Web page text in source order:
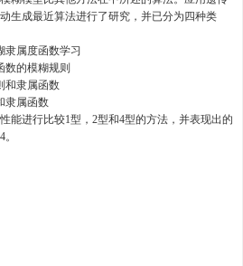
生成最近算法进行了研究，并已分为四种类
属度函数学习
的模糊规则
隶属函数
属函数
进行比较1型，2型和4型的方法，并表现出的